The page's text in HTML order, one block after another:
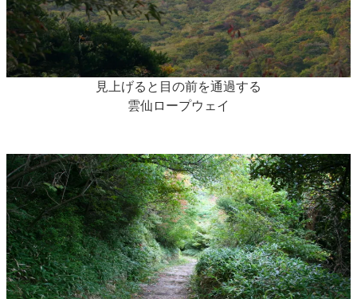
見上げると目の前を通過する
雲仙ロープウェイ